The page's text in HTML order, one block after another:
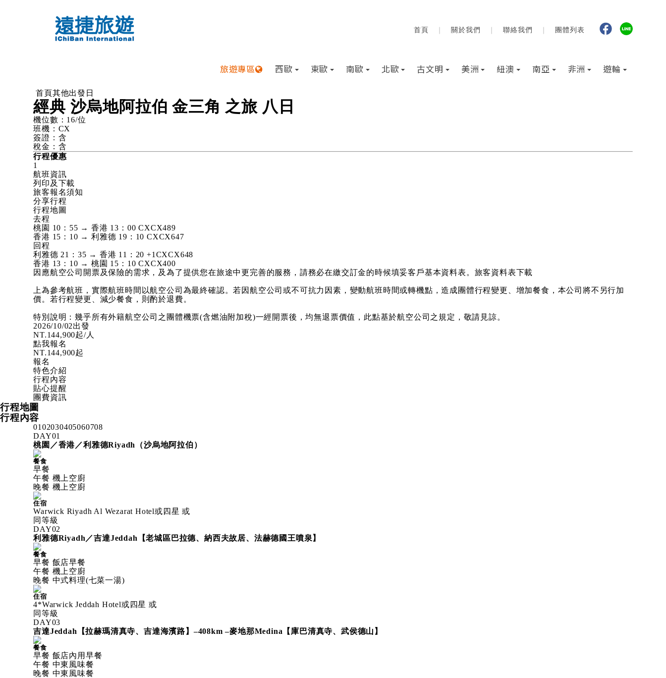
旅遊專區 西歐 東歐 南歐 北歐 古文明 美洲 紐澳 南亞 非洲 遊輪
首頁其他出發日
經典 沙烏地阿拉伯 金三角 之旅 八日
機位數： 16/位
班機： CX
簽證： 含
稅金： 含
行程優惠
1
航班資訊
列印及下載
旅客報名須知
分享行程
行程地圖
去程
桃園 10：55 → 香港 13：00CXCX489
香港 15：10 → 利雅德 19：10CXCX647
回程
利雅德 21：35 → 香港 11：20 +1 CXCX648
香港 13：10 → 桃園 15：10CXCX400
因應航空公司開票及保險的需求，及為了提供您在旅途中更完善的服務，請務必在繳交訂金的時候填妥客戶基本資料表。 旅客資料表下載
上為參考航班，實際航班時間以航空公司為最終確認。若因航空公司或不可抗力因素，變動航班時間或轉機點，造成團體行程變更、增加餐食，本公司將不另行加
價。若行程變更、減少餐食，則酌於退費。
特別說明：幾乎所有外籍航空公司之團體機票(含燃油附加稅)一經開票後，均無退票價值，此點基於航空公司之規定，敬請見諒。
2026/10/02出發
NT.144,900起/人
點我報名
NT.144,900起
報名
特色介紹
行程內容
貼心提醒
團費資訊
行程地圖
行程內容
01 02030405060708
DAY01
桃園／香港／利雅德Riyadh（沙烏地阿拉伯）
餐食
早餐
午餐 機上空廚
晚餐 機上空廚
住宿
Warwick Riyadh Al Wezarat Hotel或四星 或
同等級
DAY02
利雅德Riyadh／吉達Jeddah【老城區巴拉德、納西夫故居、法赫德國王噴泉】
餐食
早餐 飯店早餐
午餐 機上空廚
晚餐 中式料理(七菜一湯)
住宿
4*Warwick Jeddah Hotel或四星 或
同等級
DAY03
吉達Jeddah【拉赫瑪清真寺、吉達海濱路】–408km –麥地那Medina【庫巴清真寺、武侯德山】
餐食
早餐 飯店內用早餐
午餐 中東風味餐
晚餐 中東風味餐